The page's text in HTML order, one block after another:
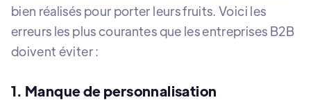
bien réalisés pour porter leurs fruits. Voici les
erreurs les plus courantes que les entreprises B2B
doivent éviter :
1. Manque de personnalisation